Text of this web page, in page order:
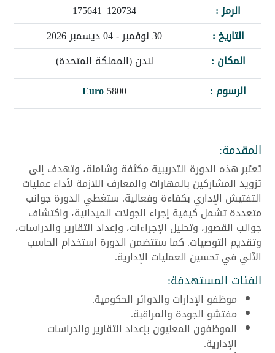
الرمز :
120734_175641
التاريخ :
30 نوفمبر - 04 ديسمبر 2026
المكان :
لندن (المملكة المتحدة)
الرسوم :
5800
Euro
المقدمة:
تعتبر هذه الدورة التدريبية مكثفة وشاملة، وتهدف إلى
تزويد المشاركين بالمهارات والمعارف اللازمة لأداء عمليات
التفتيش الإداري بكفاءة وفعالية. ستغطي الدورة جوانب
متعددة تشمل كيفية إجراء الجولات الميدانية، واكتشاف
جوانب القصور، وتحليل الإجراءات، وإعداد التقارير والدراسات،
وتقديم التوصيات. كما ستتضمن الدورة استخدام الحاسب
الآلي في تحسين العمليات الإدارية.
الفئات المستهدفة:
موظفو الإدارات والدوائر الحكومية.
مفتشو الجودة والمراقبة.
الموظفون المعنيون بإعداد التقارير والدراسات
الإدارية.